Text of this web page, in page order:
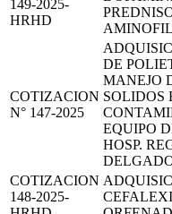
149-2025-
HRHD
COTIZACION
N° 147-2025
DE
MANEJO
SOLIDOS
EQUIPO
HOSP.
COTIZACION
148-2025-